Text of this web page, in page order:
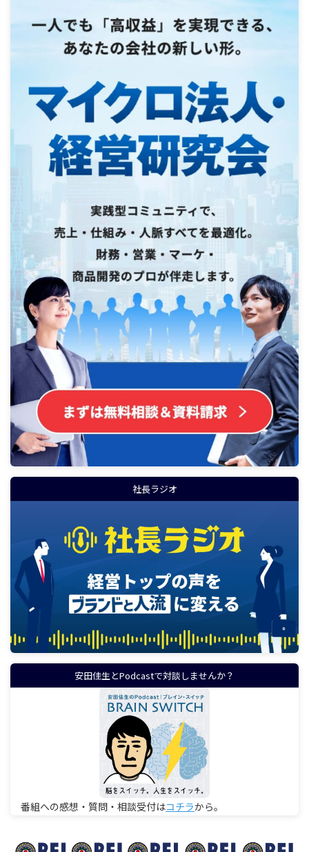
社長ラジオ
安田佳生とPodcastで対談しませんか？
番組への感想・質問・相談受付はコチラから。